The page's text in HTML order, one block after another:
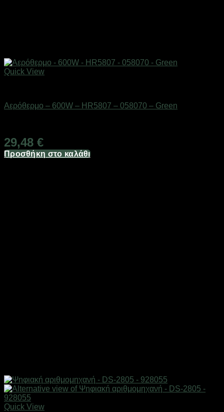
Quick View
Αερόθερμο – 600W – HR5807 – 058070 – Green
29,48 €
Προσθήκη στο καλάθι
Quick View